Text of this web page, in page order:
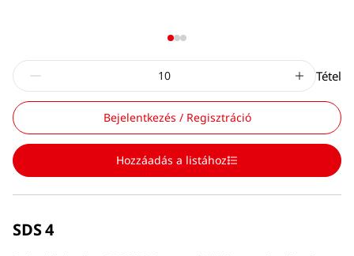
Tétel
Bejelentkezés / Regisztráció
Hozzáadás a listához
SDS 4